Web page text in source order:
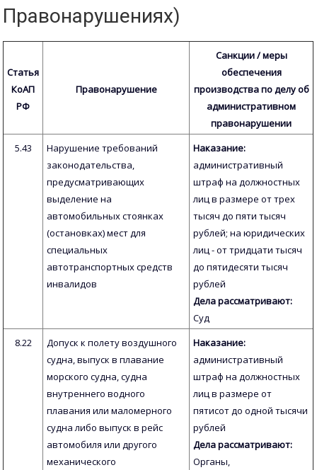
Правонарушениях)
Статья
КоАП
РФ
Правонарушение
Санкции / меры
обеспечения
производства по делу об
административном
правонарушении
5.43
Нарушение требований
законодательства,
предусматривающих
выделение на
автомобильных стоянках
(остановках) мест для
специальных
автотранспортных средств
инвалидов
Наказание:
административный
штраф на должностных
лиц в размере от трех
тысяч до пяти тысяч
рублей; на юридических
лиц - от тридцати тысяч
до пятидесяти тысяч
рублей
Дела рассматривают:
Суд
8.22
Допуск к полету воздушного
судна, выпуск в плавание
морского судна, судна
внутреннего водного
плавания или маломерного
судна либо выпуск в рейс
автомобиля или другого
механического
Наказание:
административный
штраф на должностных
лиц в размере от
пятисот до одной тысячи
рублей
Дела рассматривают:
Органы,